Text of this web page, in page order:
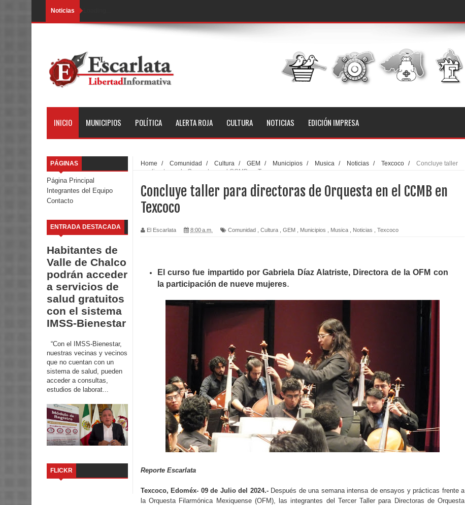
Noticias
INICIO MUNICIPIOS POLÍTICA ALERTA ROJA CULTURA NOTICIAS EDICIÓN IMPRESA
PÁGINAS
Página Principal
Integrantes del Equipo
Contacto
ENTRADA DESTACADA
Habitantes de
Valle de Chalco
podrán acceder
a servicios de
salud gratuitos
con el sistema
IMSS-Bienestar
“Con el IMSS-Bienestar,
nuestras vecinas y vecinos
que no cuentan con un
sistema de salud, pueden
acceder a consultas,
estudios de laborat...
FLICKR
Home / Comunidad / Cultura / GEM / Municipios / Musica / Noticias / Texcoco /
Concluye taller
para directoras de Orquesta en el CCMB en Texcoco
Concluye taller para directoras de Orquesta en el CCMB en
Texcoco
El Escarlata 8:00 a.m. Comunidad Cultura GEM Municipios Musica Noticias Texcoco
El curso fue impartido por Gabriela Díaz Alatriste, Directora de la OFM con
la participación de nueve mujeres.
Reporte Escarlata
Texcoco, Edoméx- 09 de Julio del 2024.-Después de una semana intensa de ensayos y prácticas frente a
la Orquesta Filarmónica Mexiquense (OFM), las integrantes del Tercer Taller para Directoras de Orquesta